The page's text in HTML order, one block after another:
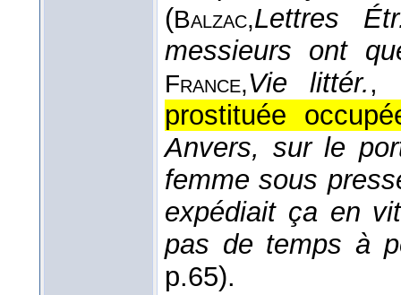
(Balzac,Lettres
messieurs ont
France,Vie littér.,
prostituée
Anvers, sur le
femme sous
expédiait ça en
pas de temps à
p.65).